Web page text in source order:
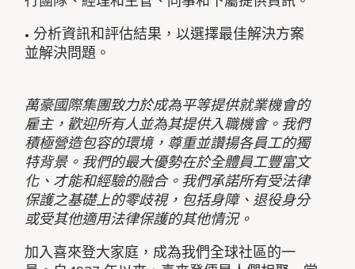
• 分析資訊和評估結果，以選擇最佳解決方案
並解決問題。
萬豪國際集團致力於成為平等提供就業機會的
雇主，歡迎所有人並為其提供入職機會。我們
積極營造包容的環境，尊重並讚揚各員工的獨
特背景。我們的最大優勢在於全體員工豐富文
化、才能和經驗的融合。我們承諾所有受法律
保護之基礎上的零歧視，包括身障、退役身分
或受其他適用法律保護的其他情況。
加入喜來登大家庭，成為我們全球社區的一